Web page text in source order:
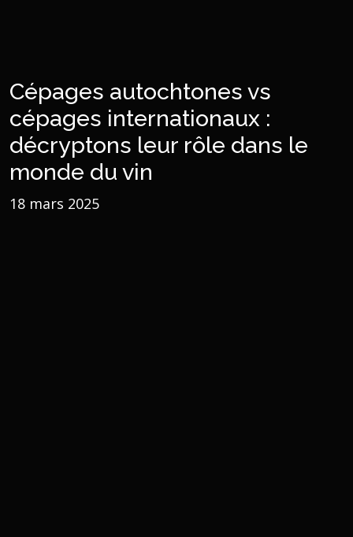
Cépages autochtones vs
cépages internationaux :
décryptons leur rôle dans le
monde du vin
18 mars 2025